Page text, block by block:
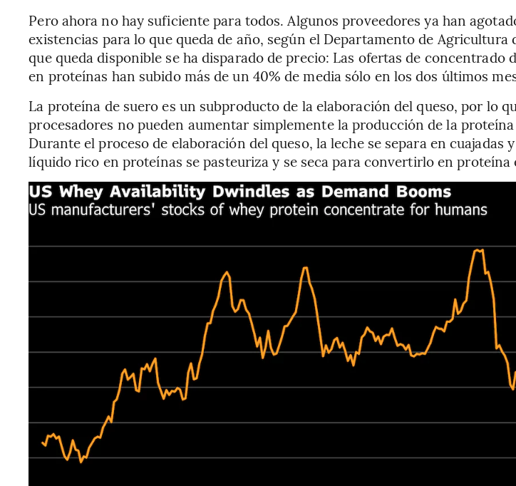
Pero ahora no hay suficiente para todos. Algunos proveedores ya han
existencias para lo que queda de año, según el Departamento de Agricultura
que queda disponible se ha disparado de precio: Las ofertas de concentrado
en proteínas han subido más de un 40% de media sólo en los dos últimos
La proteína de suero es un subproducto de la elaboración del queso, por lo
procesadores no pueden aumentar simplemente la producción de la
Durante el proceso de elaboración del queso, la leche se separa en cuajadas
líquido rico en proteínas se pasteuriza y se seca para convertirlo en proteína